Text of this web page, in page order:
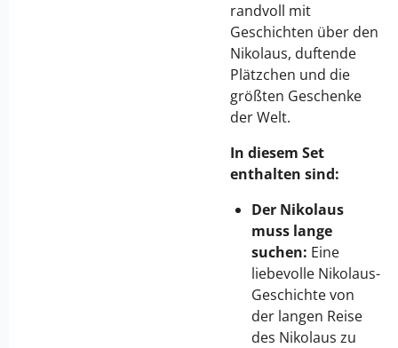
randvoll mit
Geschichten über den
Nikolaus, duftende
Plätzchen und die
größten Geschenke
der Welt.
In diesem Set
enthalten sind:
Der Nikolaus
muss lange
suchen: Eine
liebevolle Nikolaus-
Geschichte von
der langen Reise
des Nikolaus zu